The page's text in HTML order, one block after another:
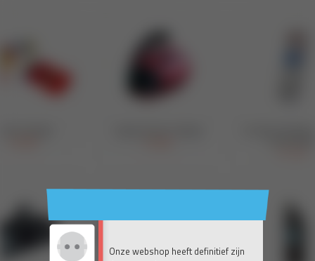
Onze webshop heeft definitief zijn